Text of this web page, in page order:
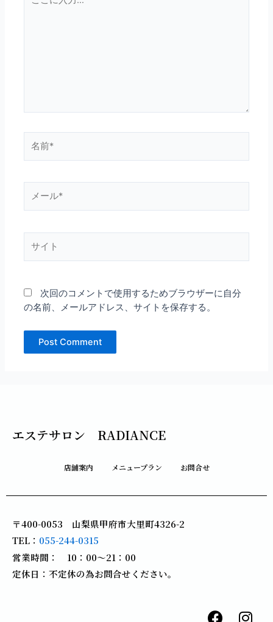
こ
前
ー
*
次回のコメントで使用するためブラウザーに自分
の名前、メールアドレス、サイトを保存する。
エステサロン RADIANCE
店舗案内 メニュープラン お問合せ
〒400-0053 山梨県甲府市大里町4326-2
TEL： 055-244-0315
営業時間： 10：00～21：00
定休日：不定休の為お問合せください。
F
I